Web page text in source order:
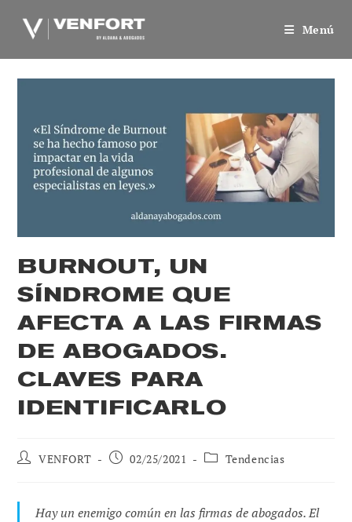
Menú
BURNOUT, UN
SÍNDROME QUE
AFECTA A LAS FIRMAS
DE ABOGADOS.
CLAVES PARA
IDENTIFICARLO
Autor
entrada:
VENFORT
Publicación
02/25/2021
Categoría
Tendencias
Hay un enemigo común en las firmas de abogados. El